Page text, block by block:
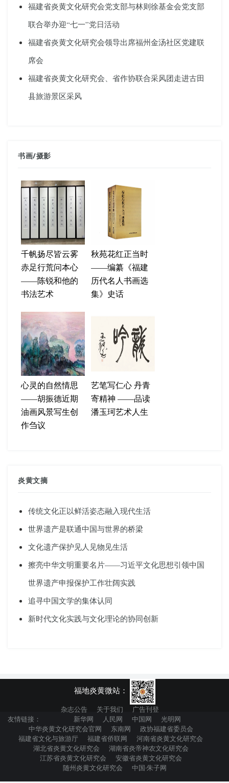
福建省炎黄文化研究会党支部与林则徐基金会党支部
联合举办迎“七一”党日活动
福建省炎黄文化研究会领导出席福州金汤社区党建联
席会
福建省炎黄文化研究会、省作协联合采风团走进古田
县旅游景区采风
书画/摄影
千帆扬尽皆云雾
赤足行荒问本心
——陈锐和他的
书法艺术
秋苑花红正当时
——编纂《福建
历代名人书画选
集》史话
心灵的自然情思
——胡振德近期
油画风景写生创
作刍议
艺笔写仁心 丹青
寄精神 ——品读
潘玉珂艺术人生
炎黄文摘
传统文化正以鲜活姿态融入现代生活
世界遗产是联通中国与世界的桥梁
文化遗产保护见人见物见生活
擦亮中华文明重要名片——习近平文化思想引领中国
世界遗产申报保护工作壮阔实践
追寻中国文学的集体认同
新时代文化实践与文化理论的协同创新
福地炎黄微站：
杂志公告 关于我们
广告刊登
友情链接：
新华网 人民网 中国网
光明网
中华炎黄文化研究会官网
东南网
政协福建省委员会
福建省文化与旅游厅
福建省侨联网
河南省炎黄文化研究会
湖北省炎黄文化研究会
湖南省炎帝神农文化研究会
江苏省炎黄文化研究会
安徽省炎黄文化研究会
随州炎黄文化研究会
中国·朱子网